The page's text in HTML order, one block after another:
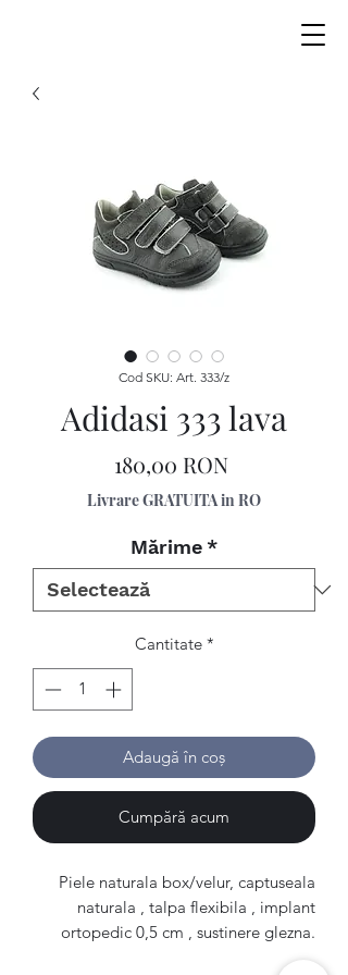
Cod SKU: Art. 333/z
Adidasi 333 lava
180,00 RONPreț
Livrare GRATUITA in RO
Mărime *
Cantitate *
Adaugă în coș
Cumpără acum
Piele naturala box/velur, captuseala
naturala , talpa flexibila , implant
ortopedic 0,5 cm , sustinere glezna.